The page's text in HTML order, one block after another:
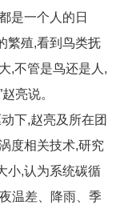
是一个人的日
繁殖,看到鸟类抚
,不管是鸟还是人,
亮说。
下,赵亮及所在团
度相关技术,研究
小,认为系统碳循
温差、降雨、季